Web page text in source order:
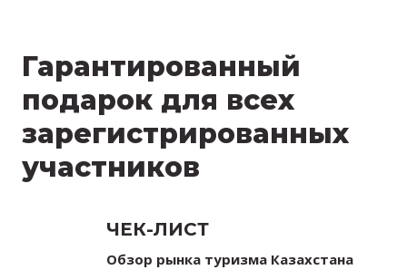
Гарантированный
подарок для всех
зарегистрированных
участников
ЧЕК-ЛИСТ
Обзор рынка туризма Казахстана